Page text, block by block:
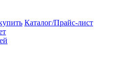
Каталог/Прайс-лист